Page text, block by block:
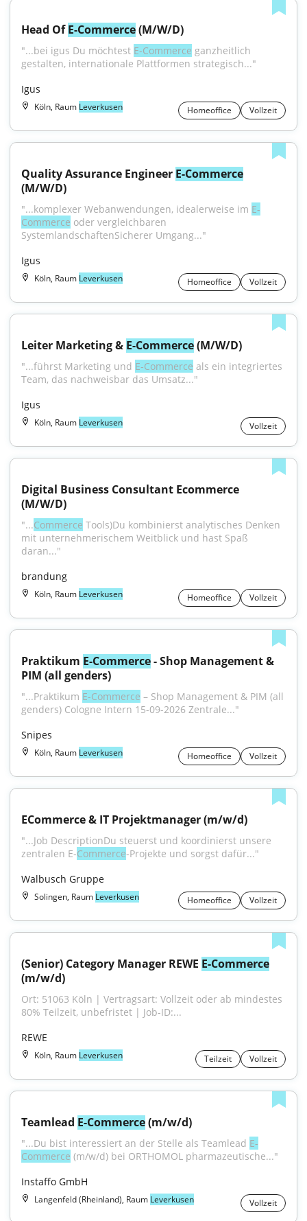
Head Of E-Commerce (M/W/D)
"...bei igus Du möchtest E-Commerce ganzheitlich
gestalten, internationale Plattformen strategisch..."
Igus
Köln, Raum Leverkusen Homeoffice Vollzeit
Quality Assurance Engineer E-Commerce
(M/W/D)
"...komplexer Webanwendungen, idealerweise im E-
Commerce oder vergleichbaren
SystemlandschaftenSicherer Umgang..."
Igus
Köln, Raum Leverkusen Homeoffice Vollzeit
Leiter Marketing & E-Commerce (M/W/D)
"...führst Marketing und E‑Commerce als ein integriertes
Team, das nachweisbar das Umsatz..."
Igus
Köln, Raum Leverkusen Vollzeit
Digital Business Consultant Ecommerce
(M/W/D)
"...Commerce Tools)Du kombinierst analytisches Denken
mit unternehmerischem Weitblick und hast Spaß
daran..."
brandung
Köln, Raum Leverkusen Homeoffice Vollzeit
Praktikum E-Commerce - Shop Management &
PIM (all genders)
"...Praktikum E-Commerce – Shop Management & PIM (all
genders) Cologne Intern 15-09-2026 Zentrale..."
Snipes
Köln, Raum Leverkusen Homeoffice Vollzeit
ECommerce & IT Projektmanager (m/w/d)
"...Job DescriptionDu steuerst und koordinierst unsere
zentralen E-Commerce-Projekte und sorgst dafür..."
Walbusch Gruppe
Solingen, Raum Leverkusen Homeoffice Vollzeit
(Senior) Category Manager REWE E-Commerce
(m/w/d)
Ort: 51063 Köln | Vertragsart: Vollzeit oder ab mindestes
80% Teilzeit, unbefristet | Job-ID:...
REWE
Köln, Raum Leverkusen Teilzeit Vollzeit
Teamlead E-Commerce (m/w/d)
"...Du bist interessiert an der Stelle als Teamlead E-
Commerce (m/w/d) bei ORTHOMOL pharmazeutische..."
Instaffo GmbH
Langenfeld (Rheinland), Raum Leverkusen Vollzeit